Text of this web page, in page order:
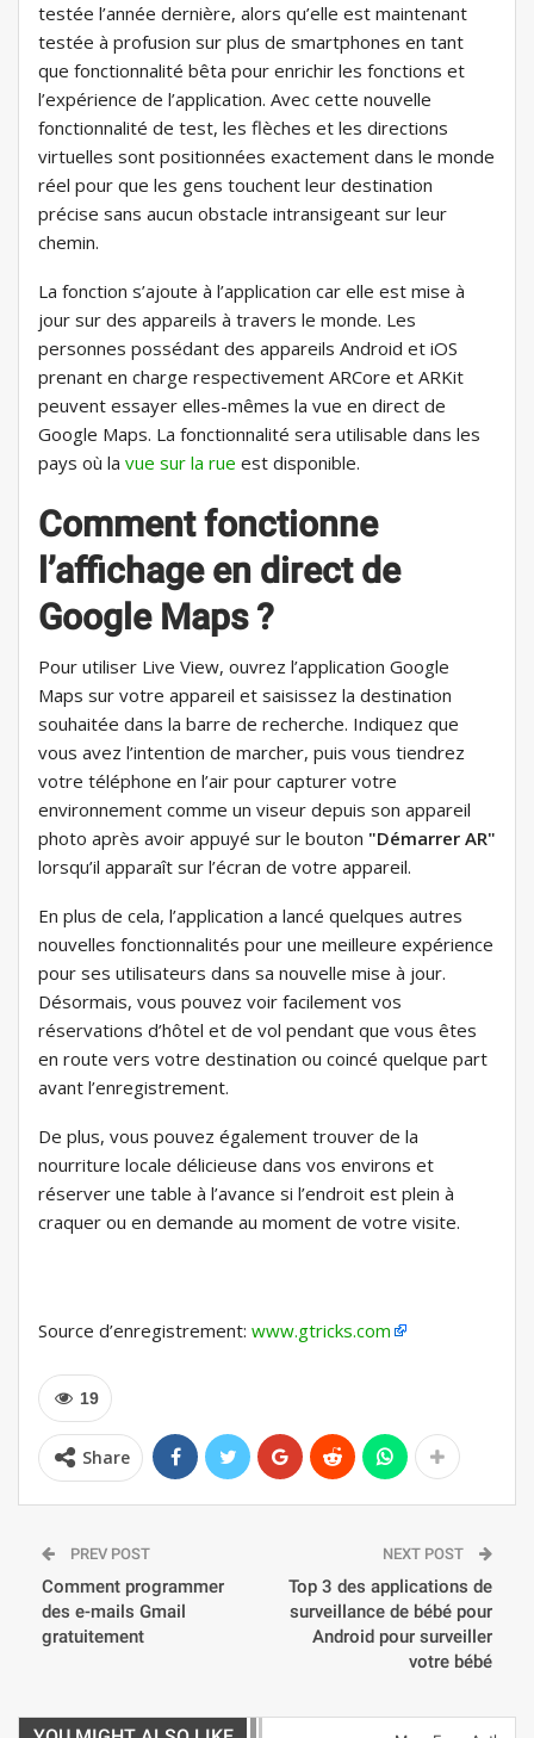
testée l’année dernière, alors qu’elle est maintenant
testée à profusion sur plus de smartphones en tant
que fonctionnalité bêta pour enrichir les fonctions et
l’expérience de l’application. Avec cette nouvelle
fonctionnalité de test, les flèches et les directions
virtuelles sont positionnées exactement dans le monde
réel pour que les gens touchent leur destination
précise sans aucun obstacle intransigeant sur leur
chemin.
La fonction s’ajoute à l’application car elle est mise à
jour sur des appareils à travers le monde. Les
personnes possédant des appareils Android et iOS
prenant en charge respectivement ARCore et ARKit
peuvent essayer elles-mêmes la vue en direct de
Google Maps. La fonctionnalité sera utilisable dans les
pays où la vue sur la rue est disponible.
Comment fonctionne
l’affichage en direct de
Google Maps ?
Pour utiliser Live View, ouvrez l’application Google
Maps sur votre appareil et saisissez la destination
souhaitée dans la barre de recherche. Indiquez que
vous avez l’intention de marcher, puis vous tiendrez
votre téléphone en l’air pour capturer votre
environnement comme un viseur depuis son appareil
photo après avoir appuyé sur le bouton "Démarrer AR"
lorsqu’il apparaît sur l’écran de votre appareil.
En plus de cela, l’application a lancé quelques autres
nouvelles fonctionnalités pour une meilleure expérience
pour ses utilisateurs dans sa nouvelle mise à jour.
Désormais, vous pouvez voir facilement vos
réservations d’hôtel et de vol pendant que vous êtes
en route vers votre destination ou coincé quelque part
avant l’enregistrement.
De plus, vous pouvez également trouver de la
nourriture locale délicieuse dans vos environs et
réserver une table à l’avance si l’endroit est plein à
craquer ou en demande au moment de votre visite.
Source d’enregistrement: www.gtricks.com
19
Share
PREV POST
Comment programmer
des e-mails Gmail
gratuitement
NEXT POST
Top 3 des applications de
surveillance de bébé pour
Android pour surveiller
votre bébé